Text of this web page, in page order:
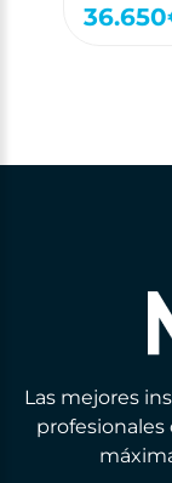
36.650
Las mejores
profesionales